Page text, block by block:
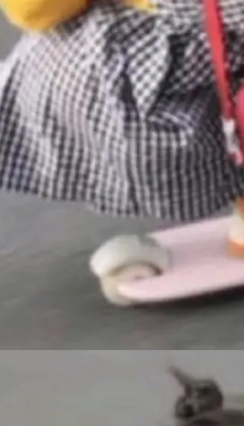
清单上多了两项：
用安全地从PoC走
跟得上AI应用...
字段来表示——bool
的默认模式、浅
大量无意义的组
全 null 了。要知道
靠"文档、校验、或
的 enum，两个
"——每个大厂都在
Varda 在 Twitte
们发布了 Cloudfla
机器人，跟其他所
，实际上它不一
制版，我十年前的
次它构建在 Cloudf
年时间搭建的平台
本上是我十年秘密
自托管的分
队推出了最新开源项
上运行 Cloudflare
的守护进程。 设
个独立的 SQLite
你自己的 S3 兼容
这个存储库协调——
。每个对象自带一
分片构建，单个数据
设计层面就被消除
乎不占资源。当 cel
恢复 SQLite 数据
的唯一真相...
AI榜：vivo夺
Z系列
存储等硬件成本暴
啊，新机速度明显
新机参数规格除开
Z Fold8 Ultra / Z
么是中低端机器，
17、REDMI No
么是vivo X300 E这
Ultra / Z Fold8 /
月22日发布，且全
Galaxy，它们本该
目——DeltaDB，一
一次编辑操作的版
Access 阶段。 De
page 最显
between com
之间写出来的。git
183 亿美元
博客（VC 分
度业绩报告，Spac